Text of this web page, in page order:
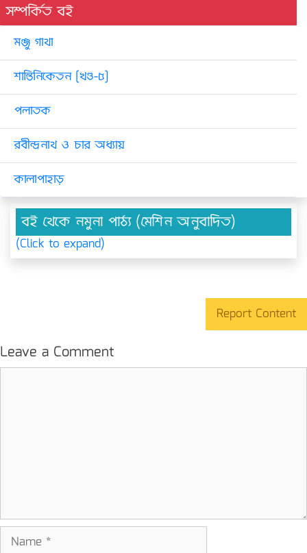
সম্পর্কিত বই
মঞ্জু গাথা
শান্তিনিকেতন [খণ্ড-৫]
পলাতক
রবীন্দ্রনাথ ও চার অধ্যায়
কালাপাহাড়
বই থেকে নমুনা পাঠ্য (মেশিন অনুবাদিত)
(Click to expand)
Report Content
Leave a Comment
Name